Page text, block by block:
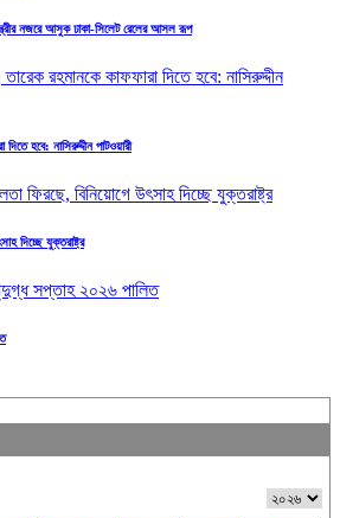
নজরে আসুক ঢাকা-সিলেট রেলের আসল রূপ
হবে: নাসিরুদ্দীন পাটওয়ারী
দিচ্ছে যুক্তরাষ্ট্র